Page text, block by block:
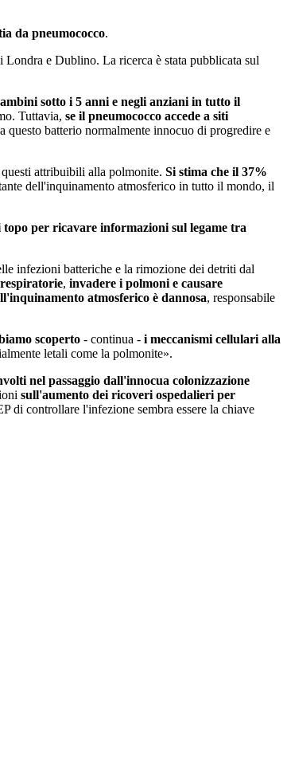
da pneumococco.
Londra e Dublino. La ricerca è stata pubblicata sul
sotto i 5 anni e negli anziani in tutto il
Tuttavia, se il pneumococco accede a siti
questo batterio normalmente innocuo di progredire e
attribuibili alla polmonite. Si stima che il 37%
dell'inquinamento atmosferico in tutto il mondo, il
per ricavare informazioni sul legame tra
infezioni batteriche e la rimozione dei detriti dal
, invadere i polmoni e causare
atmosferico è dannosa, responsabile
scoperto - continua - i meccanismi cellulari alla
letali come la polmonite».
nel passaggio dall'innocua colonizzazione
sull'aumento dei ricoveri ospedalieri per
di controllare l'infezione sembra essere la chiave